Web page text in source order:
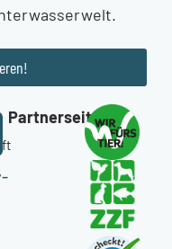
Partnerseiten